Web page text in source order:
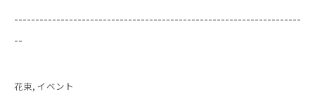
--------------------------------------------------------------------
--
花束 イベント